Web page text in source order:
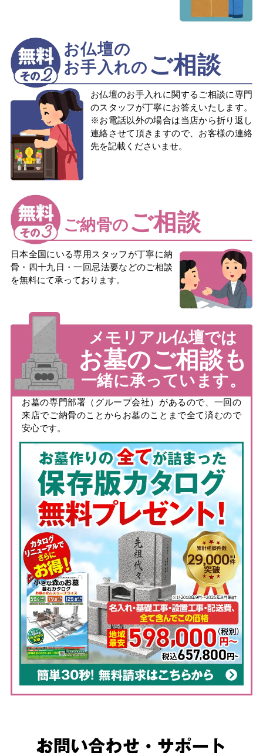
お仏壇の
お手入れの ご相談
お仏壇のお手入れに関するご相談に専門
のスタッフが丁寧にお答えいたします。
※お電話以外の場合は当店から折り返し
連絡させて頂きますので、お客様の連絡
先を記載くださいませ。
ご納骨の ご相談
日本全国にいる専用スタッフが丁寧に納
骨・四十九日・一回忌法要などのご相談
を無料にて承っております。
メモリアル仏壇では
お墓のご相談も
一緒に承っています。
お墓の専門部署（グループ会社）があるので、一回の
来店でご納骨のことからお墓のことまで全て済むので
安心です。